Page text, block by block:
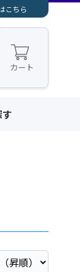
こちら
カート